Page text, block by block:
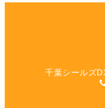
千葉シールズ